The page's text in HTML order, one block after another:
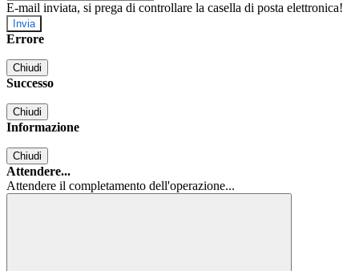
E-mail inviata, si prega di controllare la casella di posta elettronica!
Errore
Chiudi
Successo
Chiudi
Informazione
Chiudi
Attendere...
Attendere il completamento dell'operazione...